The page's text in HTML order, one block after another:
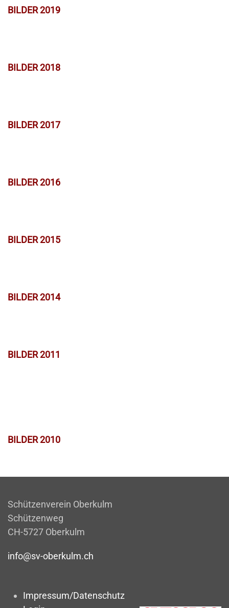
BILDER 2019
BILDER 2018
BILDER 2017
BILDER 2016
BILDER 2015
BILDER 2014
BILDER 2011
BILDER 2010
Schützenverein Oberkulm
Schützenweg
CH-5727 Oberkulm
info@sv-oberkulm.ch
Impressum/Datenschutz